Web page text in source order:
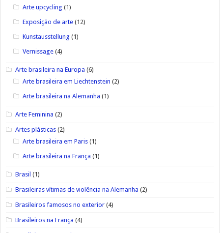
Arte upcycling (1)
Exposição de arte (12)
Kunstausstellung (1)
Vernissage (4)
Arte brasileira na Europa (6)
Arte brasileira em Liechtenstein (2)
Arte brasileira na Alemanha (1)
Arte Feminina (2)
Artes plásticas (2)
Arte brasileira em Paris (1)
Arte brasileira na França (1)
Brasil (1)
Brasileiras vítimas de violência na Alemanha (2)
Brasileiros famosos no exterior (4)
Brasileiros na França (4)